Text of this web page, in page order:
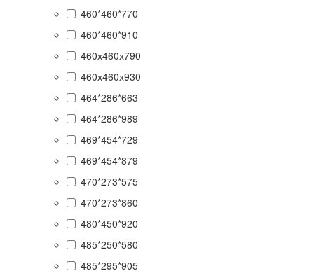
460*460*770
460*460*910
460х460х790
460х460х930
464*286*663
464*286*989
469*454*729
469*454*879
470*273*575
470*273*860
480*450*920
485*250*580
485*295*905